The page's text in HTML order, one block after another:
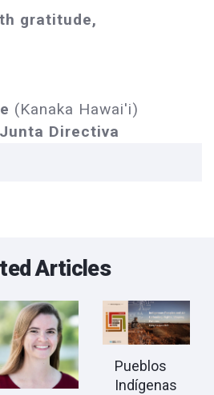
gratitude,
(Kanaka Hawai'i)
Directiva
Articles
Pueblos
Indígenas